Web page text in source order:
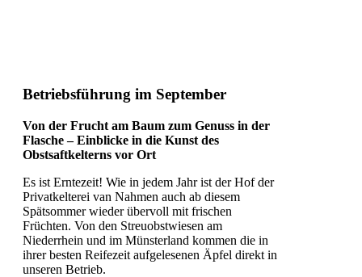
Betriebsführung im September
Von der Frucht am Baum zum Genuss in der
Flasche – Einblicke in die Kunst des
Obstsaftkelterns vor Ort
Es ist Erntezeit! Wie in jedem Jahr ist der Hof der
Privatkelterei van Nahmen auch ab diesem
Spätsommer wieder übervoll mit frischen
Früchten. Von den Streuobstwiesen am
Niederrhein und im Münsterland kommen die in
ihrer besten Reifezeit aufgelesenen Äpfel direkt in
unseren Betrieb.